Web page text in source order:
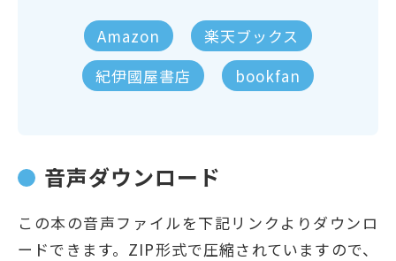
Amazon
楽天ブックス
紀伊國屋書店
bookfan
音声ダウンロード
この本の音声ファイルを下記リンクよりダウンロ
ードできます。ZIP形式で圧縮されていますので、